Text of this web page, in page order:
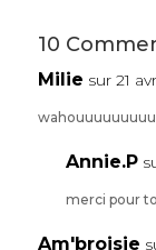
10
Milie sur 21
Annie.P
merci pour
Am'broisie